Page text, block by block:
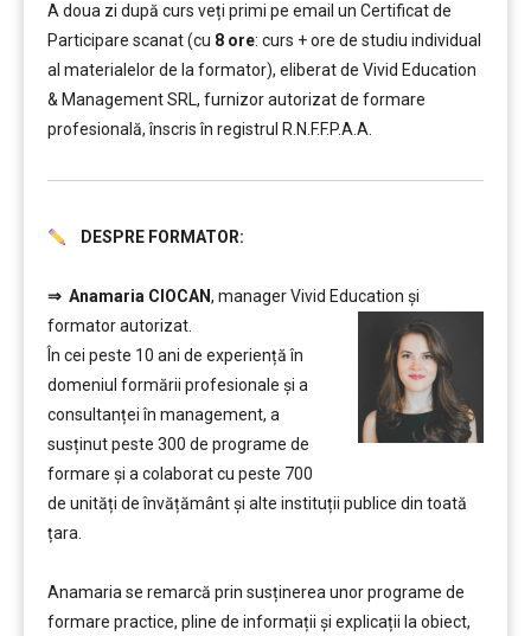
A doua zi după curs veți primi pe email un Certificat de
Participare scanat (cu 8 ore: curs + ore de studiu individual
al materialelor de la formator), eliberat de Vivid Education
& Management SRL, furnizor autorizat de formare
profesională, înscris în registrul R.N.F.F.P.A.A.
DESPRE FORMATOR:
⇒ Anamaria CIOCAN, manager Vivid Education și
formator autorizat.
În cei peste 10 ani de experiență în
domeniul formării profesionale și a
consultanței în management, a
susținut peste 300 de programe de
formare și a colaborat cu peste 700
de unități de învățământ şi alte instituții publice din toată
țara.
Anamaria se remarcă prin susținerea unor programe de
formare practice, pline de informații și explicații la obiect,